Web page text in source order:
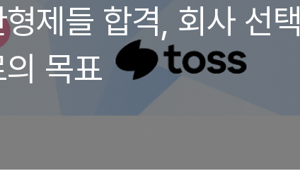
제들 합격, 회사 선택
목표